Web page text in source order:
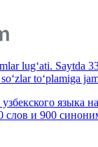
lug‘ati. Saytda
to‘plamiga
языка
слов и 900